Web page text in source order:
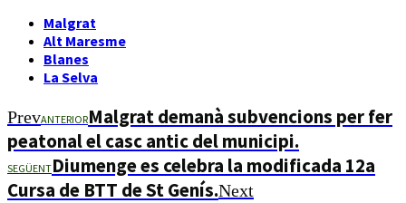
Malgrat
Alt Maresme
Blanes
La Selva
PrevANTERIORMalgrat demanà subvencions per fer
peatonal el casc antic del municipi.
SEGÜENTDiumenge es celebra la modificada 12a
Cursa de BTT de St Genís.Next